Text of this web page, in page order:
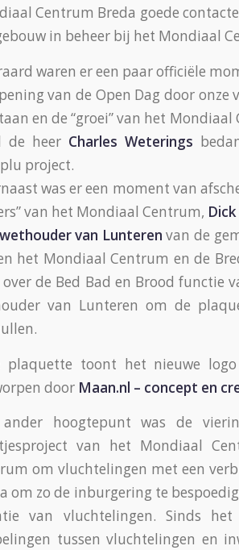
Centrum Breda goede
in beheer bij het Mondiaal
waren er een paar officiële
van de Open Dag door
en de “groei” van het
de heer Charles Weterings
project.
was er een moment van
van het Mondiaal Centrum,
wethouder van Lunteren van de
het Mondiaal Centrum en de
de Bed Bad en Brood functie
van Lunteren om de
plaquette toont het nieuwe
door Maan.nl – concept en
ander hoogtepunt was de
van het Mondiaal
om vluchtelingen met een
om zo de inburgering te
van vluchtelingen. Sinds
tussen vluchtelingen en